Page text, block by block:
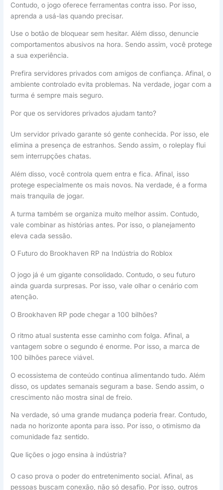
Contudo, o jogo oferece ferramentas contra isso. Por isso,
aprenda a usá-las quando precisar.
Use o botão de bloquear sem hesitar. Além disso, denuncie
comportamentos abusivos na hora. Sendo assim, você protege
a sua experiência.
Prefira servidores privados com amigos de confiança. Afinal, o
ambiente controlado evita problemas. Na verdade, jogar com a
turma é sempre mais seguro.
Por que os servidores privados ajudam tanto?
Um servidor privado garante só gente conhecida. Por isso, ele
elimina a presença de estranhos. Sendo assim, o roleplay flui
sem interrupções chatas.
Além disso, você controla quem entra e fica. Afinal, isso
protege especialmente os mais novos. Na verdade, é a forma
mais tranquila de jogar.
A turma também se organiza muito melhor assim. Contudo,
vale combinar as histórias antes. Por isso, o planejamento
eleva cada sessão.
O Futuro do Brookhaven RP na Indústria do Roblox
O jogo já é um gigante consolidado. Contudo, o seu futuro
ainda guarda surpresas. Por isso, vale olhar o cenário com
atenção.
O Brookhaven RP pode chegar a 100 bilhões?
O ritmo atual sustenta esse caminho com folga. Afinal, a
vantagem sobre o segundo é enorme. Por isso, a marca de
100 bilhões parece viável.
O ecossistema de conteúdo continua alimentando tudo. Além
disso, os updates semanais seguram a base. Sendo assim, o
crescimento não mostra sinal de freio.
Na verdade, só uma grande mudança poderia frear. Contudo,
nada no horizonte aponta para isso. Por isso, o otimismo da
comunidade faz sentido.
Que lições o jogo ensina à indústria?
O caso prova o poder do entretenimento social. Afinal, as
pessoas buscam conexão, não só desafio. Por isso, outros